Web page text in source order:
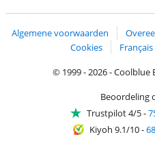
Algemene voorwaarden
Cookies
Français
© 1999 - 2026 - Coolblue
Beoordeling
Trustpilot 4/5-
Kiyoh 9.1/10-